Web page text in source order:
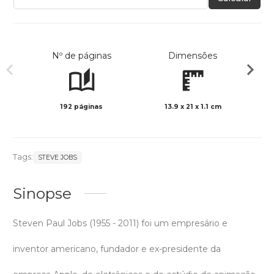
Nº de páginas
192 páginas
Dimensões
13.9 x 21 x 1.1 cm
Tags: STEVE JOBS
Sinopse
Steven Paul Jobs (1955 - 2011) foi um empresário e
inventor americano, fundador e ex-presidente da